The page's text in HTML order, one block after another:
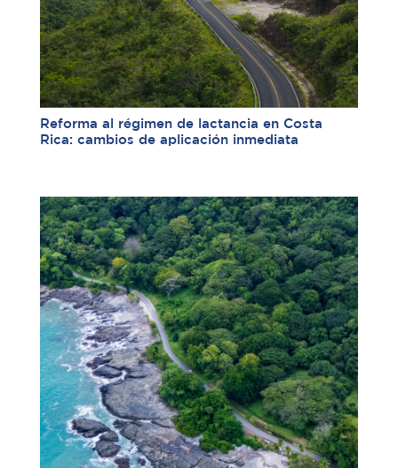
Reforma al régimen de lactancia en Costa
Rica: cambios de aplicación inmediata